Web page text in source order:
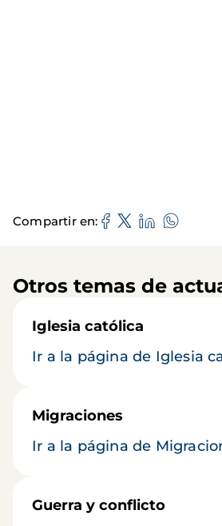
Compartir en
Otros temas de
Iglesia católica
Ir a la página de Iglesia
Migraciones
Ir a la página de
Guerra y conflicto